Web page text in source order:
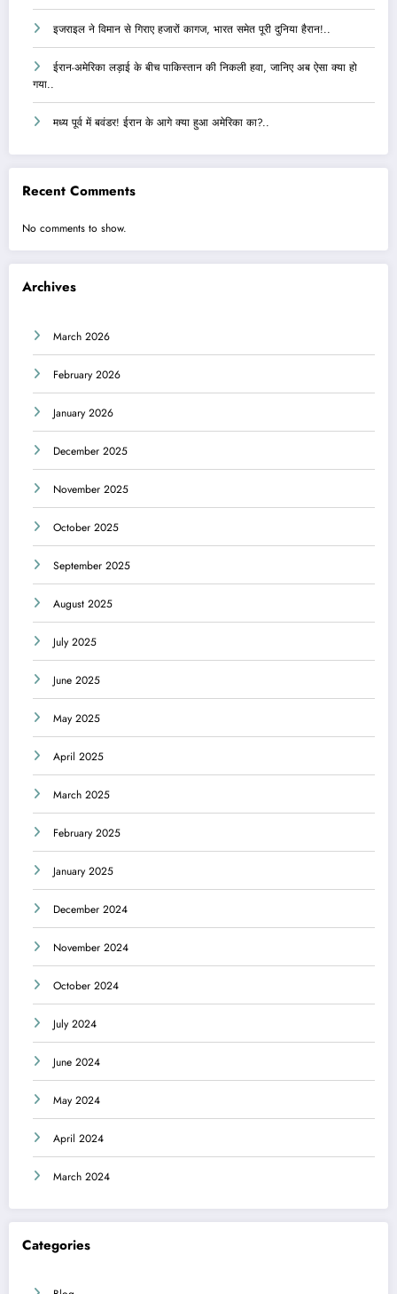
इजराइल ने विमान से गिराए हजारों कागज, भारत समेत पूरी दुनिया हैरान!..
ईरान-अमेरिका लड़ाई के बीच पाकिस्तान की निकली हवा, जानिए अब ऐसा क्या हो
गया..
मध्य पूर्व में बवंडर! ईरान के आगे क्या हुआ अमेरिका का?..
Recent Comments
No comments to show.
Archives
March 2026
February 2026
January 2026
December 2025
November 2025
October 2025
September 2025
August 2025
July 2025
June 2025
May 2025
April 2025
March 2025
February 2025
January 2025
December 2024
November 2024
October 2024
July 2024
June 2024
May 2024
April 2024
March 2024
Categories